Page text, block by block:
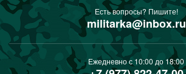
Есть вопросы? Пишите!
militarka@inbox.ru
Ежедневно с 10:00 до 18:00